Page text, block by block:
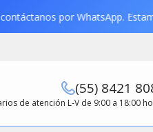
contáctanos por WhatsApp.
(55) 8421
de atención L-V de 9:00 a 18:00